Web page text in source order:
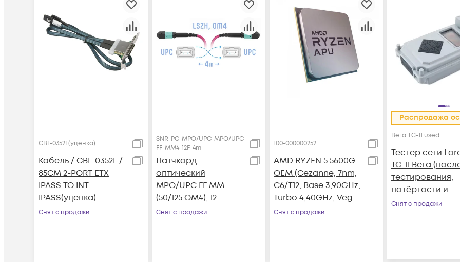
CBL-0352L(уценка)
Кабель / CBL-0352L /
85CM 2-PORT ETX
IPASS TO INT
IPASS(уценка)
Снят с продажи
SNR-PC-MPO/UPC-MPO/UPC-
FF-MM4-12F-4m
Патчкорд
оптический
MPO/UPC FF MM
(50/125 OM4), 12
волокон, 4 метра
Снят с продажи
100-000000252
AMD RYZEN 5 5600G
OEM (Cezanne, 7nm,
C6/T12, Base 3,90GHz,
Turbo 4,40GHz, Vega
7, L3 16Mb, TDP 65W,
Снят с продажи
Распродажа
Вега TC-11 used
Тестер сети
ТС-11 Вега
тестирования,
потёртости и
царапины на
Снят с продажи